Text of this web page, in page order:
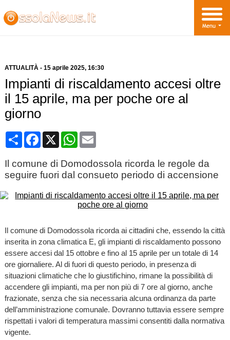
ATTUALITÀ- 15 aprile 2025, 16:30
Impianti di riscaldamento accesi oltre
il 15 aprile, ma per poche ore al
giorno
CondividiFacebook
X WhatsApp
Email
Il comune di Domodossola ricorda le regole da
seguire fuori dal consueto periodo di accensione
Il comune di Domodossola ricorda ai cittadini che, essendo la città
inserita in zona climatica E, gli impianti di riscaldamento possono
essere accesi dal 15 ottobre e fino al 15 aprile per un totale di 14
ore giornaliere. Al di fuori di questo periodo, in presenza di
situazioni climatiche che lo giustifichino, rimane la possibilità di
accendere gli impianti, ma per non più di 7 ore al giorno, anche
frazionate, senza che sia necessaria alcuna ordinanza da parte
dell’amministrazione comunale. Dovranno tuttavia essere sempre
rispettati i valori di temperatura massimi consentiti dalla normativa
vigente.